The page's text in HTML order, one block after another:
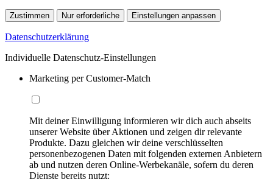
Zustimmen Nur erforderliche Einstellungen anpassen
Datenschutzerklärung
Individuelle Datenschutz-Einstellungen
Marketing per Customer-Match
Mit deiner Einwilligung informieren wir dich auch abseits
unserer Website über Aktionen und zeigen dir relevante
Produkte. Dazu gleichen wir deine verschlüsselten
personenbezogenen Daten mit folgenden externen Anbietern
ab und nutzen deren Online-Werbekanäle, sofern du deren
Dienste bereits nutzt: